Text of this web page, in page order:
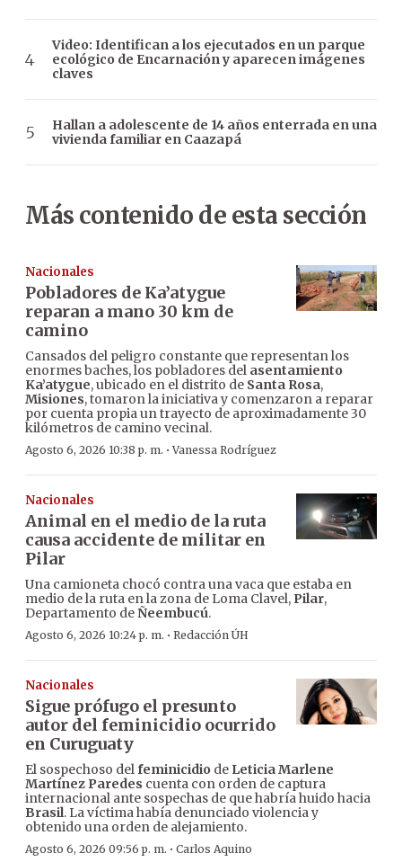
Video: Identifican a los ejecutados en un parque
ecológico de Encarnación y aparecen imágenes
claves
Hallan a adolescente de 14 años enterrada en una
vivienda familiar en Caazapá
Más contenido de esta sección
Nacionales
Pobladores de Ka’atygue
reparan a mano 30 km de
camino
Cansados del peligro constante que representan los
enormes baches, los pobladores del asentamiento
Ka’atygue, ubicado en el distrito de Santa Rosa,
Misiones, tomaron la iniciativa y comenzaron a reparar
por cuenta propia un trayecto de aproximadamente 30
kilómetros de camino vecinal.
Agosto 6, 2026 10:38 p. m. ·Vanessa Rodríguez
Nacionales
Animal en el medio de la ruta
causa accidente de militar en
Pilar
Una camioneta chocó contra una vaca que estaba en
medio de la ruta en la zona de Loma Clavel, Pilar,
Departamento deÑeembucú.
Agosto 6, 2026 10:24 p. m. · Redacción ÚH
Nacionales
Sigue prófugo el presunto
autor del feminicidio ocurrido
en Curuguaty
El sospechoso delfeminicidio de Leticia Marlene
Martínez Paredes cuenta con orden de captura
internacional ante sospechas de que habría huido hacia
Brasil. La víctima había denunciado violencia y
obtenido una orden de alejamiento.
Agosto 6, 2026 09:56 p. m. · Carlos Aquino